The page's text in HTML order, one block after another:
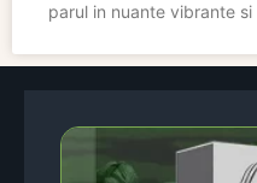
parul in nuante vibrante si